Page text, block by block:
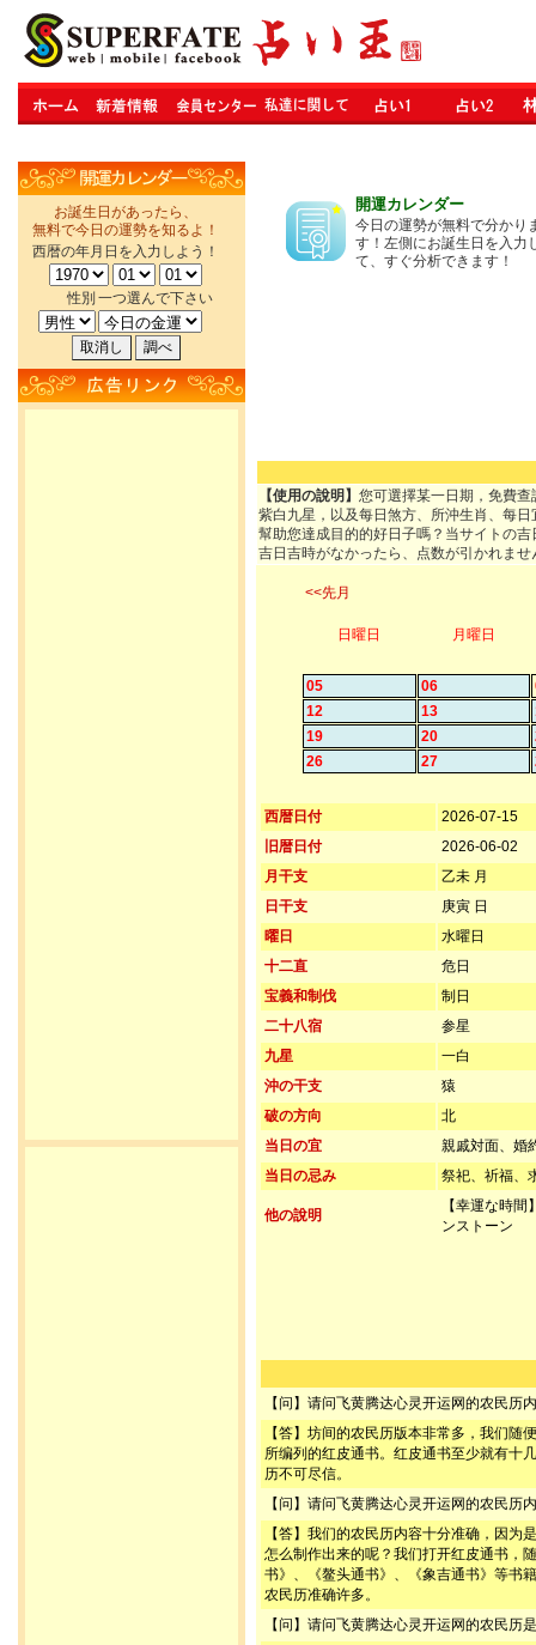
お誕生日があったら、
無料で今日の運勢を知るよ！
西暦の年月日を入力しよう！
性別 一つ選んで下さい
開運カレンダー
今日の運勢が無料で分かり
す！左側にお誕生日を入力
て、すぐ分析できます！
【使用の說明】 您可選擇某一日期，免費
紫白九星，以及每日煞方、所沖生肖、每
幫助您達成目的的好日子嗎？当サイトの
吉日吉時がなかったら、点数が引かれませ
<<先月
日曜日 月曜日
05 06
12
13
19
20
26
27
西暦日付
2026-07-15
旧暦日付
2026-06-02
月干支
乙未 月
日干支
庚寅 日
曜日
水曜日
十二直
危日
宝義和制伐
制日
二十八宿
参星
九星
一白
沖の干支
猿
破の方向
北
当日の宜
親戚対面、婚
当日の忌み
祭祀、祈福、
他の說明
【幸運な時
ンストーン
【问】请问飞黄腾达心灵开运网的农民
【答】坊间的农民历版本非常多，我们
所编列的红皮通书。红皮通书至少就有十
历不可尽信。
【问】请问飞黄腾达心灵开运网的农民历
【答】我们的农民历内容十分准确，因
怎么制作出来的呢？我们打开红皮通书，
书》、《鳌头通书》、《象吉通书》等书
农民历准确许多。
【问】请问飞黄腾达心灵开运网的农民历